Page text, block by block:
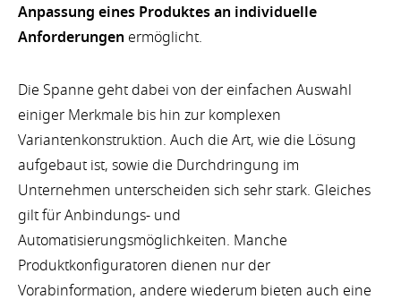
Anpassung eines Produktes an individuelle
Anforderungen ermöglicht.
Die Spanne geht dabei von der einfachen Auswahl
einiger Merkmale bis hin zur komplexen
Variantenkonstruktion. Auch die Art, wie die Lösung
aufgebaut ist, sowie die Durchdringung im
Unternehmen unterscheiden sich sehr stark. Gleiches
gilt für Anbindungs- und
Automatisierungsmöglichkeiten. Manche
Produktkonfiguratoren dienen nur der
Vorabinformation, andere wiederum bieten auch eine